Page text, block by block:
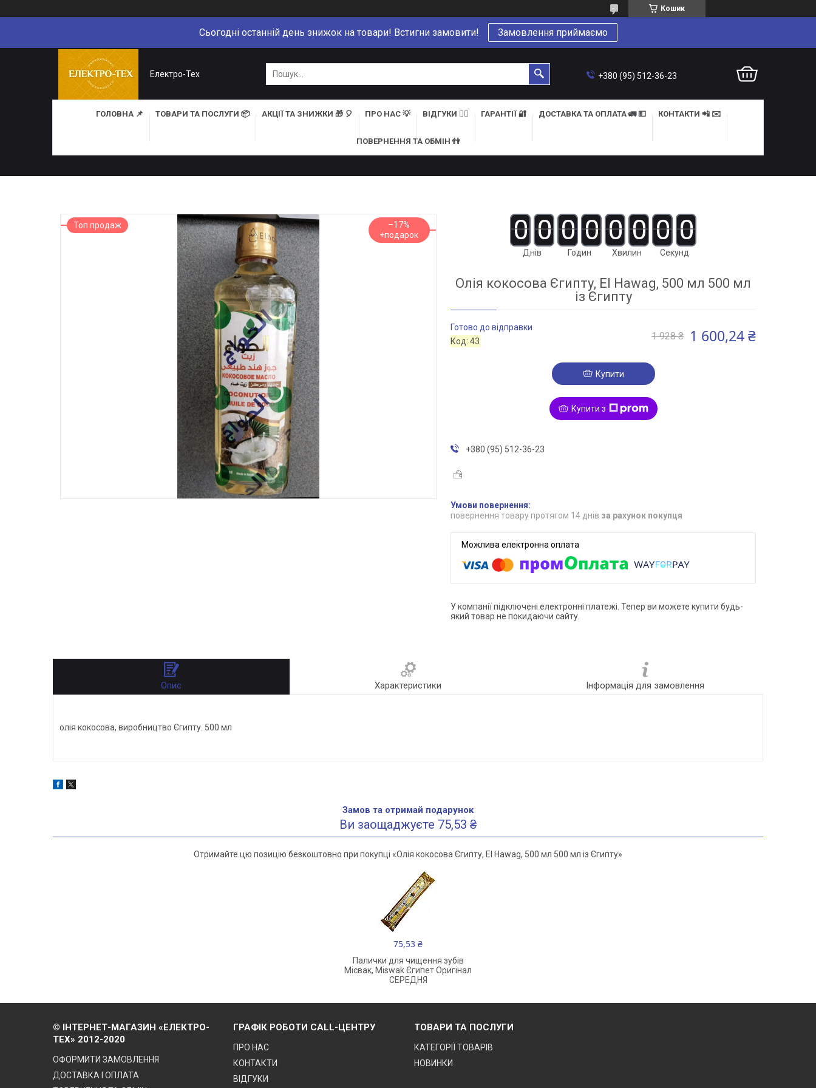
Кошик
Сьогодні останній день знижок на товари! Встигни замовити! Замовлення приймаємо
Електро-Тех +380 (95) 512-36-23
ГОЛОВНА 📌 ТОВАРИ ТА ПОСЛУГИ 📦 АКЦІЇ ТА ЗНИЖКИ 🎁 🎈 ПРО НАС 💡 ВІДГУКИ 👍🏻 ГАРАНТІЇ 🔐 ДОСТАВКА ТА ОПЛАТА 🚛 💵 КОНТАКТИ 📲 ✉️
ПОВЕРНЕННЯ ТА ОБМІН 👬
Топ продаж –17% 0 0
Днів
0 0
Годин
0 0
Хвилин
0 0
Секунд
Олія кокосова Єгипту, El Hawag, 500 мл 500 мл
із Єгипту
Готово до відправки
Код:43 1 928 ₴ 1 600,24 ₴
Купити
Купити з
+380 (95) 512-36-23
повернення товару протягом 14 днів за рахунок покупця
У компанії підключені електронні платежі. Тепер ви можете купити будь-
який товар не покидаючи сайту.
Опис Характеристики Інформація для замовлення
олія кокосова, виробництво Єгипту. 500 мл
Замов та отримай подарунок
Ви заощаджуєте 75,53 ₴
Отримайте цю позицію безкоштовно при покупці «Олія кокосова Єгипту, El Hawag, 500 мл 500 мл із Єгипту»
75,53 ₴
Палички для чищення зубів
Місвак, Miswak Єгипет Оригінал
СЕРЕДНЯ
© ІНТЕРНЕТ-МАГАЗИН «ЕЛЕКТРО-
ТЕХ» 2012-2020
ОФОРМИТИ ЗАМОВЛЕННЯ
ДОСТАВКА І ОПЛАТА
ГРАФІК РОБОТИ CALL-ЦЕНТРУ
ПРО НАС
КОНТАКТИ
ВІДГУКИ
ТОВАРИ ТА ПОСЛУГИ
КАТЕГОРІЇ ТОВАРІВ
НОВИНКИ